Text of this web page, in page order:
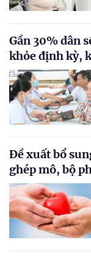
Gần 30% dân
khỏe định kỳ,
Đề xuất bổ
ghép mô, bộ